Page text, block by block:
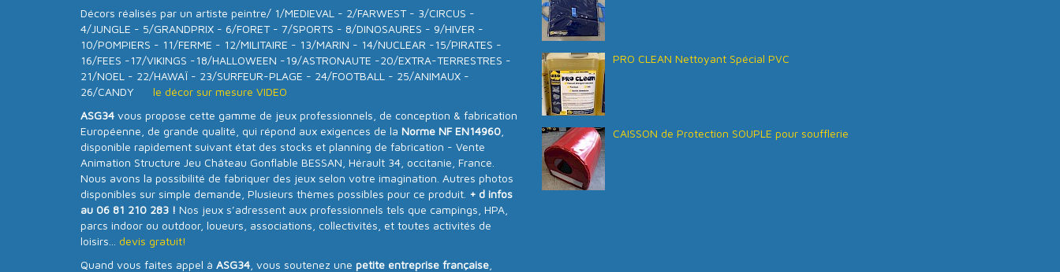
Décors réalisés par un artiste peintre/ 1/MEDIEVAL - 2/FARWEST - 3/CIRCUS -
4/JUNGLE - 5/GRANDPRIX - 6/FORET - 7/SPORTS - 8/DINOSAURES - 9/HIVER -
10/POMPIERS - 11/FERME - 12/MILITAIRE - 13/MARIN - 14/NUCLEAR -15/PIRATES -
16/FEES -17/VIKINGS -18/HALLOWEEN -19/ASTRONAUTE -20/EXTRA-TERRESTRES -
21/NOEL - 22/HAWAÏ - 23/SURFEUR-PLAGE - 24/FOOTBALL - 25/ANIMAUX -
26/CANDY
le décor sur mesure VIDEO
ASG34 vous propose cette gamme de jeux professionnels, de conception & fabrication
Européenne, de grande qualité, qui répond aux exigences de la Norme NF EN14960
disponible rapidement suivant état des stocks et planning de fabrication - Vente
Animation Structure Jeu Château Gonflable BESSAN, Hérault 34, occitanie, France.
Nous avons la possibilité de fabriquer des jeux selon votre imagination. Autres photos
disponibles sur simple demande, Plusieurs thèmes possibles pour ce produit. + d infos
au 06 81 210 283 ! Nos jeux s’adressent aux professionnels tels que campings, HPA,
parcs indoor ou outdoor, loueurs, associations, collectivités, et toutes activités de
loisirs... devis gratuit!
Quand vous faites appel à ASG34 , vous soutenez une petite entreprise française
PRO CLEAN Nettoyant Spécial PVC
CAISSON de Protection SOUPLE pour soufflerie